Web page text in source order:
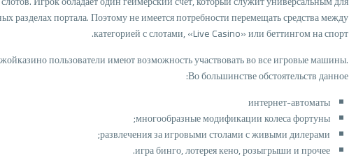
разделах портала. Поэтому не имеется потребности перемещать средства между
категорией с слотами, «Live Casino» или беттингом на спорт.
пользователи имеют возможность участвовать во все игровые машины.
Во большинстве обстоятельств данное:
интернет-автоматы
многообразные модификации колеса фортуны;
развлечения за игровыми столами с живыми дилерами;
игра бинго, лотерея кено, розыгрыши и прочее.